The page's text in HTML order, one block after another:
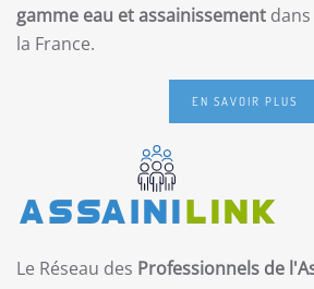
gamme eau et assainissement
la France.
EN SAVOIR PLUS
Le Réseau des Professionnels de